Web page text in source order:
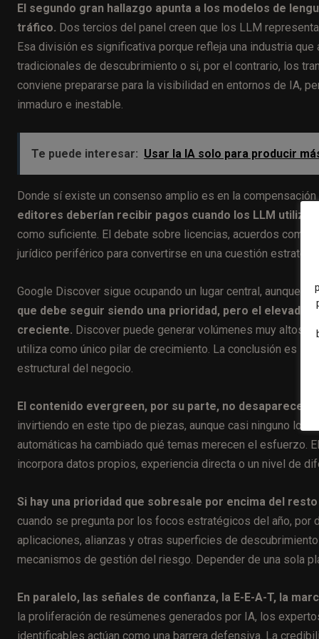
El segundo gran hallazgo apunta a los modelos de
tráfico. Dos tercios del panel creen que los LLM
Esa división es significativa porque refleja una industria
tradicionales de descubrimiento o si, por el contrario, los
conviene prepararse para la visibilidad en entornos de IA,
inmaduro e inestable.
Te puede interesar: Usar la IA solo para producir
Donde sí existe un consenso amplio es en la compensación
editores deberían recibir pagos cuando los LLM utilizan
como suficiente. El debate sobre licencias, acuerdos
jurídico periférico para convertirse en una cuestión
Google Discover sigue ocupando un lugar central, aunque
que debe seguir siendo una prioridad, pero el
creciente. Discover puede generar volúmenes muy altos
utiliza como único pilar de crecimiento. La conclusión es
estructural del negocio.
El contenido evergreen, por su parte, no desaparece,
invirtiendo en este tipo de piezas, aunque casi ninguno lo
automáticas ha cambiado qué temas merecen el esfuerzo.
incorpora datos propios, experiencia directa o un nivel de
Si hay una prioridad que sobresale por encima del
cuando se pregunta por los focos estratégicos del año, por
aplicaciones, alianzas y otras superficies de
mecanismos de gestión del riesgo. Depender de una sola
En paralelo, las señales de confianza, la E-E-A-T, la
la proliferación de resúmenes generados por IA, los
identificables actúan como una barrera defensiva. La